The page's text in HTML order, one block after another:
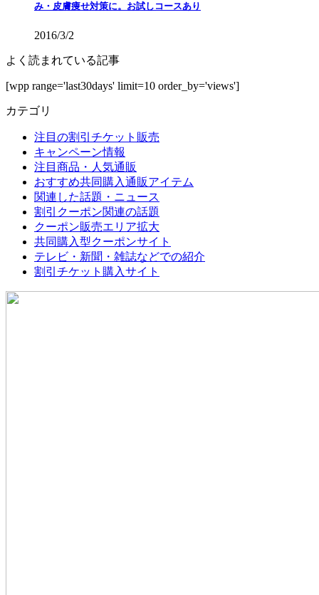
み・皮膚痩せ対策に。お試しコースあり
2016/3/2
よく読まれている記事
[wpp range='last30days' limit=10 order_by='views']
カテゴリ
注目の割引チケット販売
キャンペーン情報
注目商品・人気通販
おすすめ共同購入通販アイテム
関連した話題・ニュース
割引クーポン関連の話題
クーポン販売エリア拡大
共同購入型クーポンサイト
テレビ・新聞・雑誌などでの紹介
割引チケット購入サイト